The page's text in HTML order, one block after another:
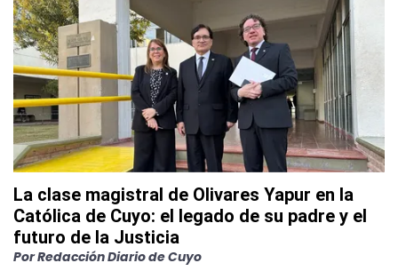
La clase magistral de Olivares Yapur en la
Católica de Cuyo: el legado de su padre y el
futuro de la Justicia
PorRedacción Diario de Cuyo